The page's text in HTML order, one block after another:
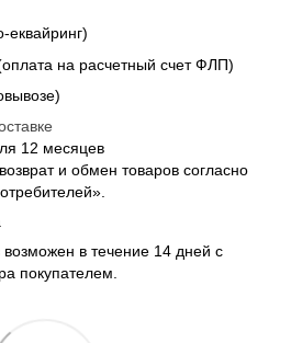
на расчетный счет ФЛП)
12 месяцев
и обмен товаров согласно
в течение 14 дней с
покупателем.